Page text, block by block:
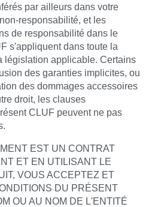
par ailleurs dans votre
responsabilité, et les
de responsabilité dans le
s'appliquent dans toute la
législation applicable. Certains
des garanties implicites, ou
des dommages accessoires
droit, les clauses
CLUF peuvent ne pas
EST UN CONTRAT
ET EN UTILISANT LE
VOUS ACCEPTEZ ET
DU PRÉSENT
OU AU NOM DE L'ENTITÉ